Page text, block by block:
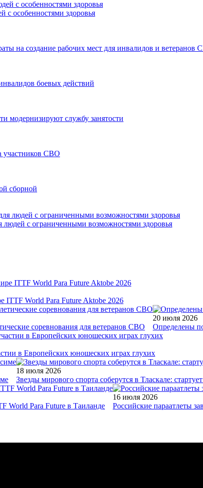
с особенностями здоровья
на создание рабочих мест для инвалидов и ветеранов
боевых действий
модернизируют службу занятости
участников СВО
сборной
людей с ограниченными возможностями здоровья
ITTF World Para Future Aktobe 2026
соревнования для ветеранов СВО
20 июля 2026
Определены
в Европейских юношеских играх глухих
18 июля 2026
Звезды мирового спорта соберутся в Тласкале:
World Para Future в Таиланде
16 июля 2026
Российские параатлеты